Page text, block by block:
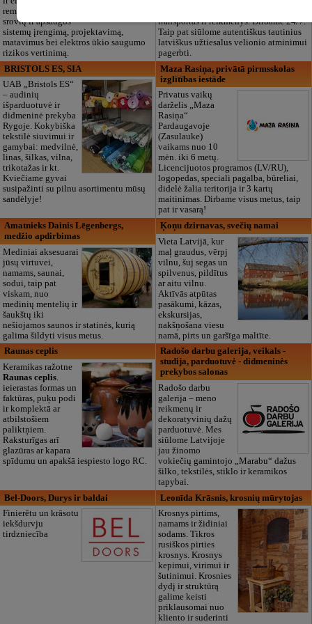
remontą, silpnų
srovių ir apsaugos
sistemų įrengimą, projektavimą,
matavimus bei elektros ūkio saugumo
rizikos vertinimą.
transportas ir reikmenys. Dirbame 24/7.
Taip pat siūlome autentiškus tautinius
latviškus užtiesalus velionio atminimui
pagerbti.
BRISTOLS ES, SIA
UAB „Bristols ES“
– audinių
išparduotuvė ir
didmeninė prekyba
Rygoje. Kokybiška
tekstilė siuvimui ir
gamybai: medvilnė,
linas, šilkas, vilna,
trikotažas ir kt.
Kviečiame gyvai
susipažinti su pilnu asortimentu mūsų
sandėlyje!
Maza Rasiņa, privātā pirmsskolas
izglītības iestāde
Privatus vaikų
darželis „Maza
Rasiņa“
Pardaugavoje
(Zasulauke)
vaikams nuo 10
mėn. iki 6 metų.
Licencijuotos programos (LV/RU),
logopedas, speciali pagalba, būreliai,
didelė žalia teritorija ir 3 kartų
maitinimas. Dirbame visus metus, taip
pat ir vasarą!
Amatnieks Dainis Lēgenbergs,
medžio apdirbimas
Mediniai aksesuarai
jūsų virtuvei,
namams, saunai,
sodui, taip pat
viskam, nuo
medinių mentelių ir
šaukštų iki
nešiojamos saunos ir statinės, kurią
galima šildyti visus metus.
Ķoņu dzirnavas, svečių namai
Vieta Latvijā, kur
maļ graudus, vērpj
vilnu, šuj segas un
spilvenus, pildītus
ar aitu vilnu.
Aktīvās atpūtas
pasākumi, kāzas,
ekskursijas,
nakšņošana viesu
namā, pirts un garšīga maltīte.
Raunas ceplis
Keramikas ražotne
Raunas ceplis.
ieierastas formas un
faktūras, puķu podi
ir komplektā ar
atbilstošiem
paliktņiem.
Raksturīgas arī
glazūras ar kapara
spīdumu un apakšā iespiesto logo RC.
Radošo darbu galerija, veikals -
studija, parduotuvė - didmeninės
prekybos salonas
Radošo darbu
galerija – meno
reikmenų ir
dekoratyvinių dažų
parduotuvė. Mes
siūlome Latvijoje
jau žinomo
vokiečių gamintojo „Marabu“ dažus
šilko, tekstilės, stiklo ir keramikos
tapybai.
Bel-Doors, Durys ir baldai
Finierētu un krāsotu
iekšdurvju
tirdzniecība
Leonīda Krāsnis, krosnių mūrytojas
Krosnys pirtims,
namams ir židiniai
sodams. Tikros
rusiškos pirties
krosnys. Krosnys
kepimui, virimui ir
šutinimui. Krosnies
dydį ir struktūrą
galime keisti
priklausomai nuo
kliento ir suderinti